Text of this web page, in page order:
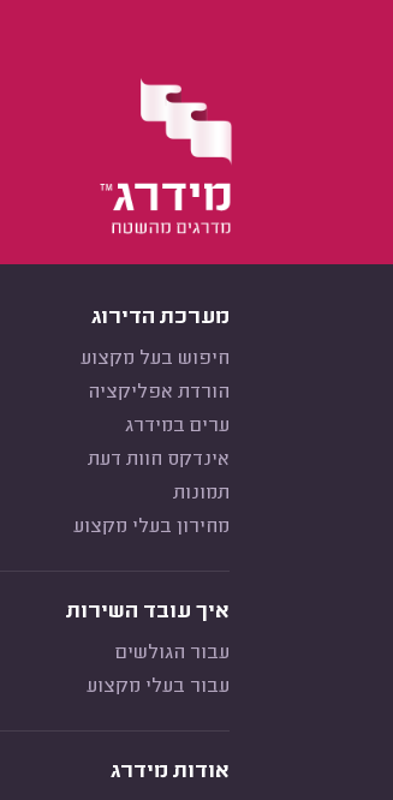
מערכת הדירוג
חיפוש בעל מקצוע
הורדת אפליקציה
ערים במידרג
אינדקס חוות דעת
תמונות
מחירון בעלי מקצוע
איך עובד השירות
עבור הגולשים
עבור בעלי מקצוע
אודות מידרג